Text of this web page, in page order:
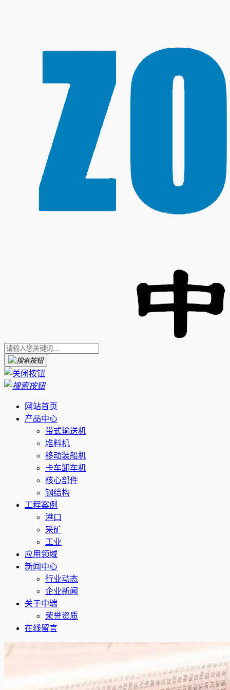
网站首页
产品中心
带式输送机
堆料机
移动装船机
卡车卸车机
核心部件
钢结构
工程案例
港口
采矿
工业
应用领域
新闻中心
行业动态
企业新闻
关于中瑞
荣誉资质
在线留言